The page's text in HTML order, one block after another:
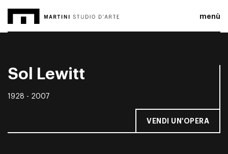
menù
Sol Lewitt
1928 - 2007
VENDI UN'OPERA